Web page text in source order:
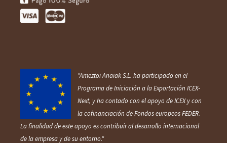
"Ameztoi Anaiak S.L. ha participado en el
Programa de Iniciación a la Exportación ICEX‐
Next, y ha contado con el apoyo de ICEX y con
la cofinanciación de Fondos europeos FEDER.
La finalidad de este apoyo es contribuir al desarrollo internacional
de la empresa y de su entorno."